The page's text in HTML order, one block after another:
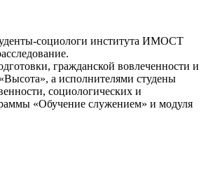
социологи института ИМОСТ
гражданской вовлеченности и
а исполнителями студены
социологических и
«Обучение служением» и модуля